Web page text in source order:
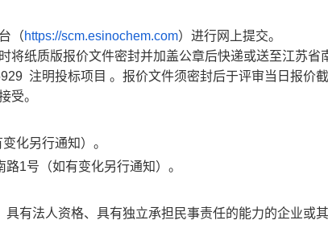
（https://scm.esinochem.com）进行网上提交。
将纸质版报价文件密封并加盖公章后快递或送至江苏省
注明投标项目 。报价文件须密封后于评审当日报价
受。
化另行通知）。
1号（如有变化另行通知）。
有法人资格、具有独立承担民事责任的能力的企业或